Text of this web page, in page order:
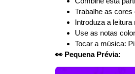
Trabalhe as
Introduza a
Use as notas
Tocar a música:
👀 Pequena Prévia: